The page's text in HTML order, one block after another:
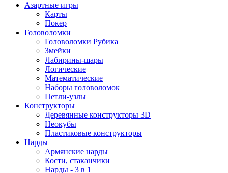
Азартные игры
Карты
Покер
Головоломки
Головоломки Рубика
Змейки
Лабирины-шары
Логические
Математические
Наборы головоломок
Петли-узлы
Конструкторы
Деревянные конструкторы 3D
Неокубы
Пластиковые конструкторы
Нарды
Армянские нарды
Кости, стаканчики
Нарды - 3 в 1